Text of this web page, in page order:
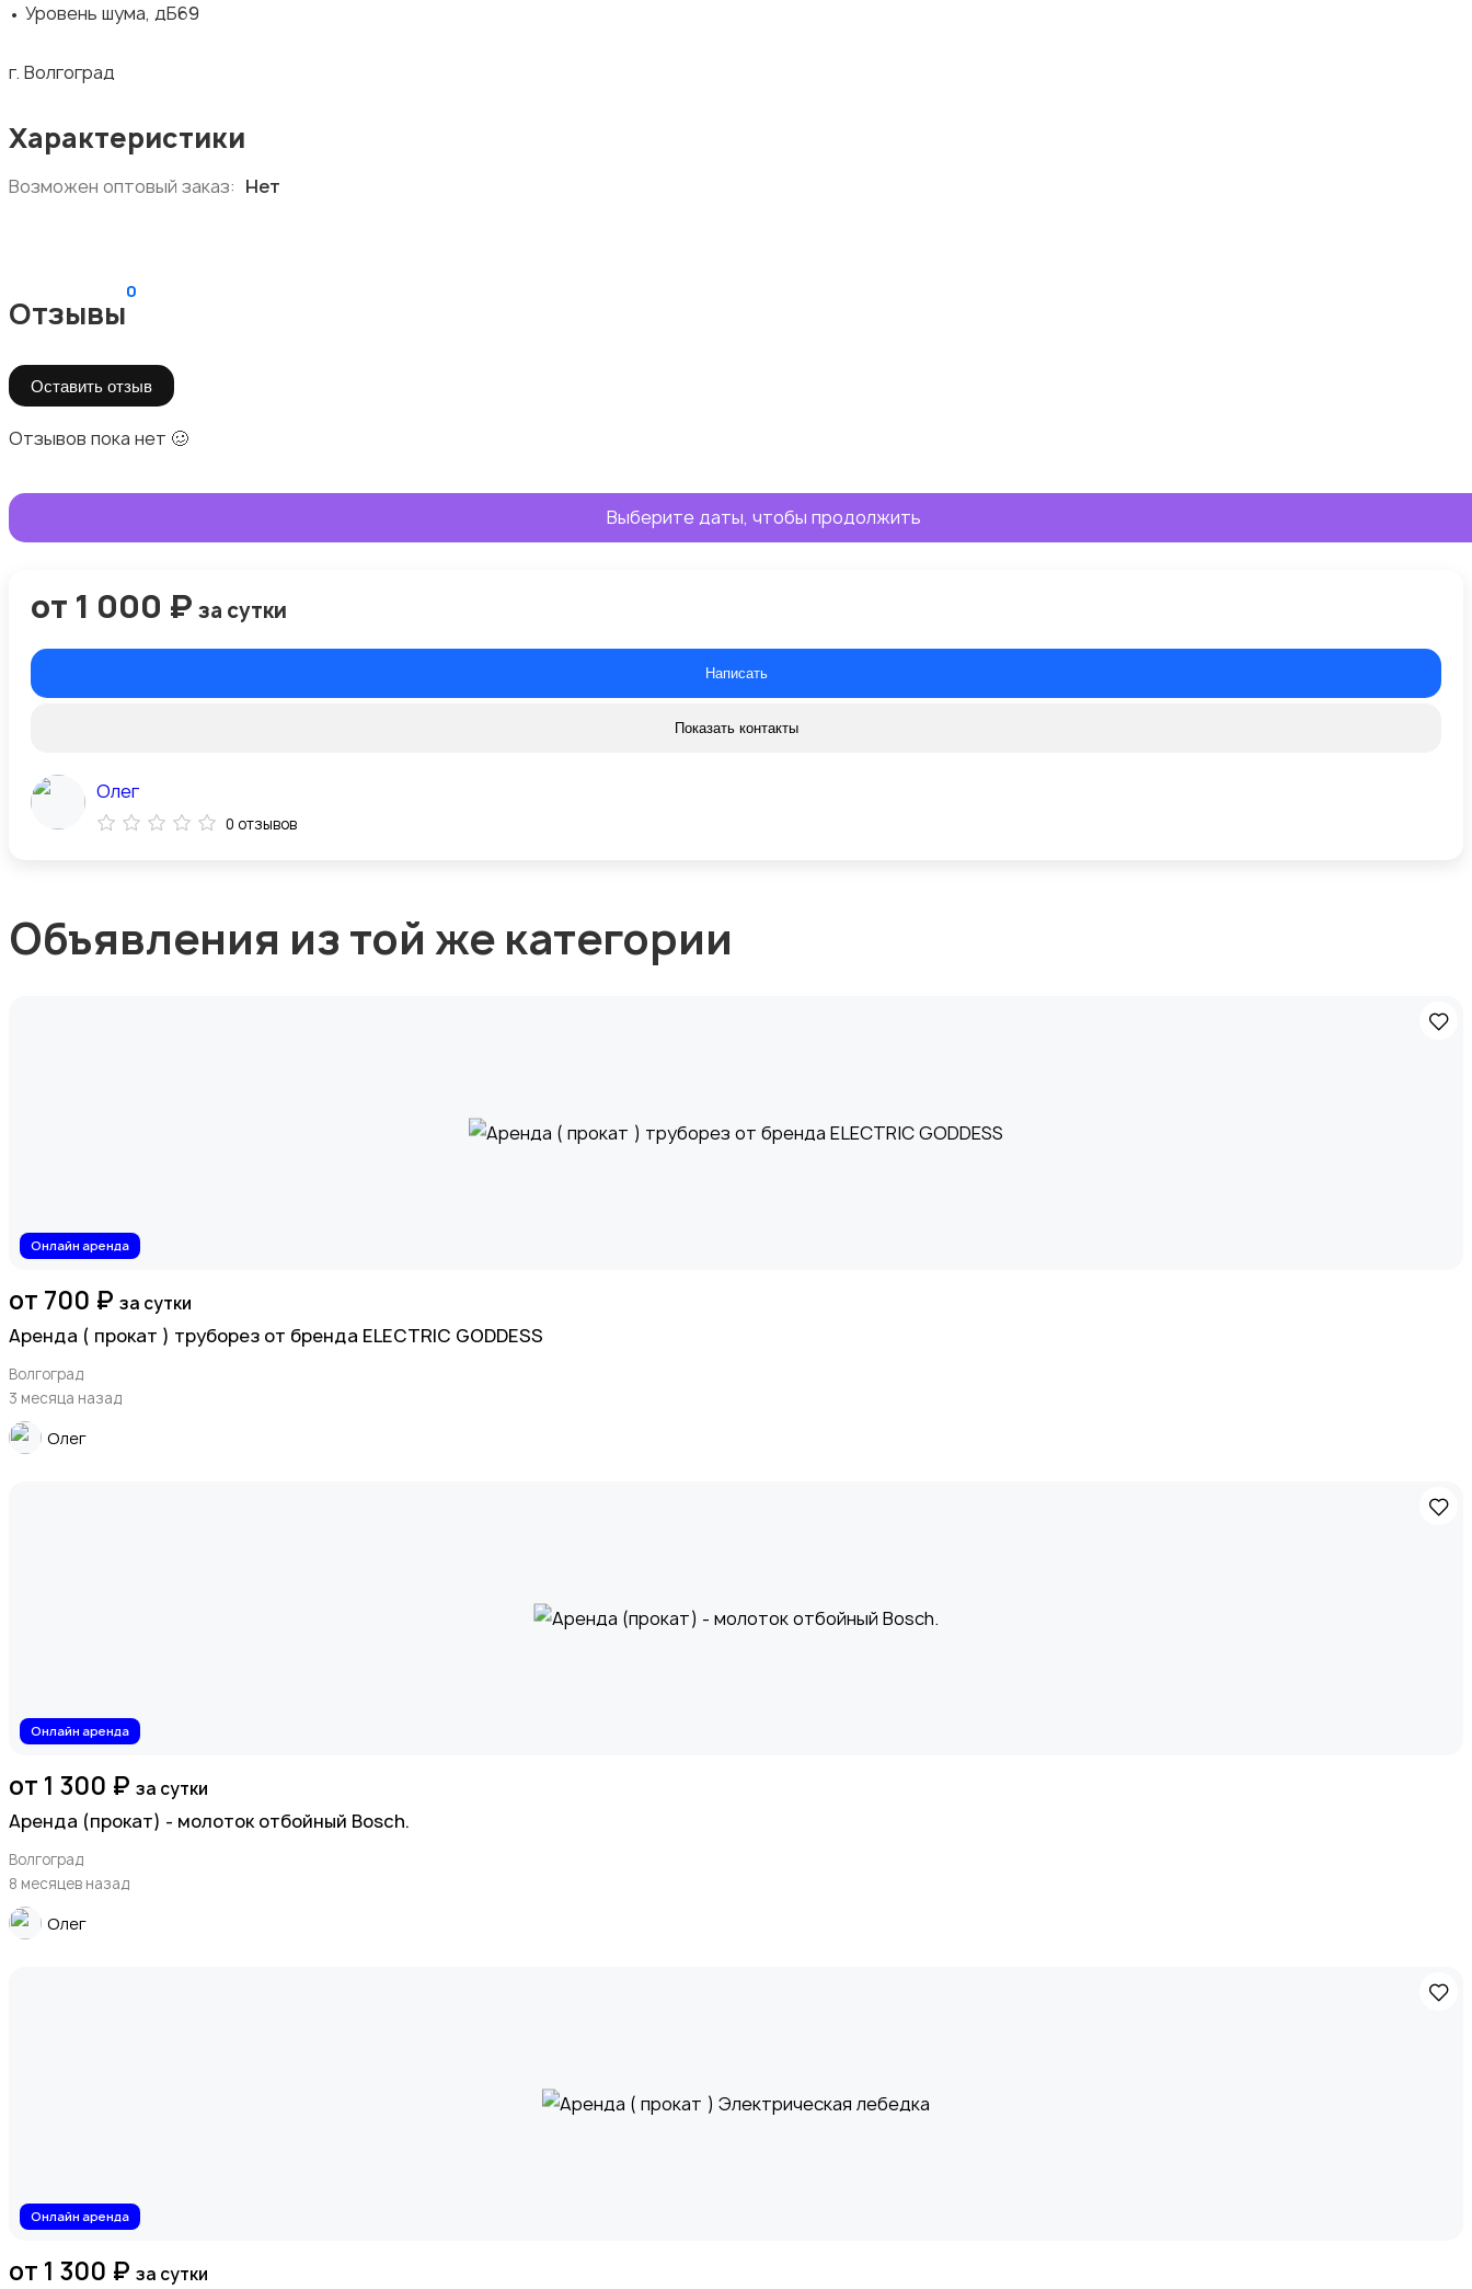
• Уровень шума, дБ69
г. Волгоград
Характеристики
Возможен оптовый заказ: Нет
Отзывы
0
Оставить отзыв
Отзывов пока нет 🥴
Выберите даты, чтобы продолжить
от 1 000 ₽ за сутки
Написать
Показать контакты
Олег
0 отзывов
Объявления из той же категории
Онлайн аренда
от 700 ₽ за сутки
Аренда ( прокат ) труборез от бренда ELECTRIC GODDESS
Волгоград
3 месяца назад
Олег
Онлайн аренда
от 1 300 ₽ за сутки
Аренда (прокат) - молоток отбойный Bosch.
Волгоград
8 месяцев назад
Олег
Онлайн аренда
от 1 300 ₽ за сутки